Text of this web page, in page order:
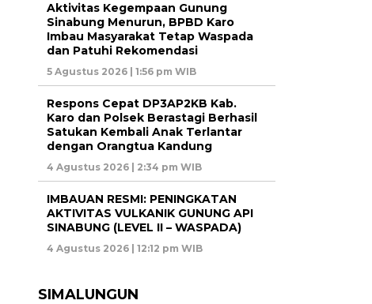
Aktivitas Kegempaan Gunung
Sinabung Menurun, BPBD Karo
Imbau Masyarakat Tetap Waspada
dan Patuhi Rekomendasi
5 Agustus 2026 | 1:56 pm WIB
Respons Cepat DP3AP2KB Kab.
Karo dan Polsek Berastagi Berhasil
Satukan Kembali Anak Terlantar
dengan Orangtua Kandung
4 Agustus 2026 | 2:34 pm WIB
IMBAUAN RESMI: PENINGKATAN
AKTIVITAS VULKANIK GUNUNG API
SINABUNG (LEVEL II – WASPADA)
4 Agustus 2026 | 12:12 pm WIB
SIMALUNGUN